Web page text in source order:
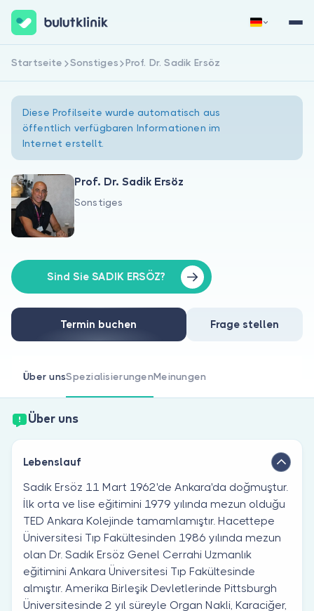
Über uns
Für Patienten
Für Ärzte
Jetzt registrieren Anmelden
Startseite Sonstiges Prof. Dr. Sadik Ersöz
Diese Profilseite wurde automatisch aus
öffentlich verfügbaren Informationen im
Internet erstellt.
Prof. Dr. Sadik Ersöz
Sonstiges
Sind Sie SADIK ERSÖZ?
Termin buchen Frage stellen
Über unsSpezialisierungenMeinungen
Über uns
Lebenslauf
Sadık Ersöz 11 Mart 1962'de Ankara'da doğmuştur.
İlk orta ve lise eğitimini 1979 yılında mezun olduğu
TED Ankara Kolejinde tamamlamıştır. Hacettepe
Üniversitesi Tıp Fakültesinden 1986 yılında mezun
olan Dr. Sadık Ersöz Genel Cerrahi Uzmanlık
eğitimini Ankara Üniversitesi Tıp Fakültesinde
almıştır. Amerika Birleşik Devletlerinde Pittsburgh
Üniversitesinde 2 yıl süreyle Organ Nakli, Karaciğer,